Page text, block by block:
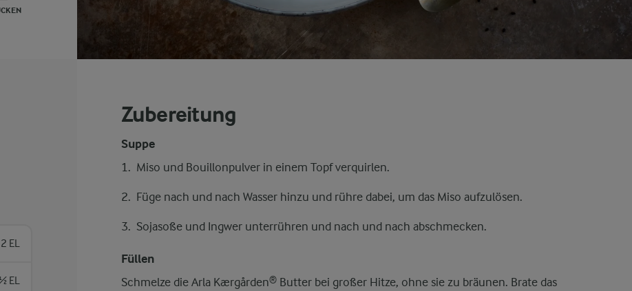
2 EL
EL
Zubereitung
Suppe
Miso und Bouillonpulver in einem Topf verquirlen.
Füge nach und nach Wasser hinzu und rühre dabei, um das Miso aufzulösen.
Sojasoße und Ingwer unterrühren und nach und nach abschmecken.
Füllen
Schmelze die Arla Kærgården® Butter bei großer Hitze, ohne sie zu bräunen. Brate das